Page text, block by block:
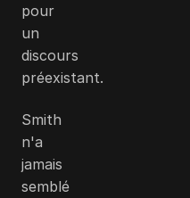
pour
un
discours
préexistant.
Smith
n'a
jamais
semblé